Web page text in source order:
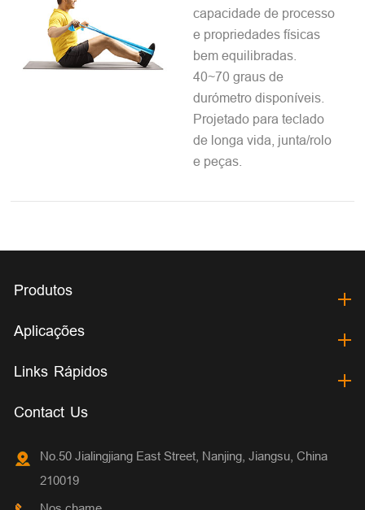
capacidade de processo
e propriedades físicas
bem equilibradas.
40~70 graus de
durómetro disponíveis.
Projetado para teclado
de longa vida, junta/rolo
e peças.
Produtos
Aplicações
Links Rápidos
Contact Us
No.50 Jialingjiang East Street, Nanjing, Jiangsu, China
210019